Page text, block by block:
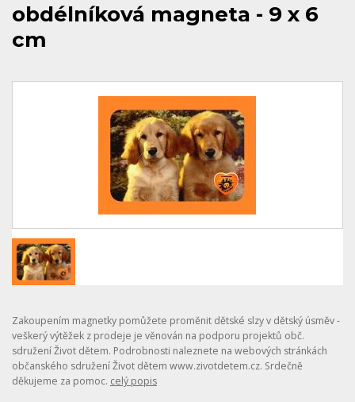
obdélníková magneta - 9 x 6
cm
Zakoupením magnetky pomůžete proměnit dětské slzy v dětský úsměv -
veškerý výtěžek z prodeje je věnován na podporu projektů obč.
sdružení Život dětem. Podrobnosti naleznete na webových stránkách
občanského sdružení Život dětem www.zivotdetem.cz. Srdečně
děkujeme za pomoc. celý popis